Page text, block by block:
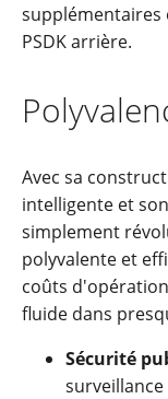
supplémentaires
PSDK arrière.
Avec sa
intelligente et
simplement
polyvalente et
coûts
fluide dans
Sécurité